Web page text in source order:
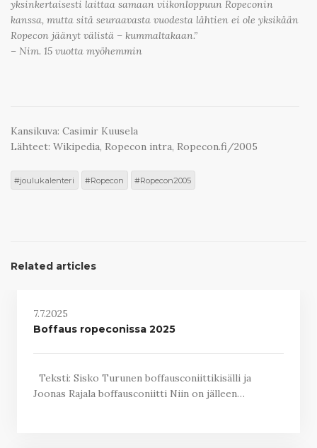
yksinkertaisesti laittaa samaan viikonloppuun Ropeconin
kanssa, mutta sitä seuraavasta vuodesta lähtien ei ole yksikään
Ropecon jäänyt välistä – kummaltakaan.”
– Nim. 15 vuotta myöhemmin
Kansikuva: Casimir Kuusela
Lähteet: Wikipedia, Ropecon intra, Ropecon.fi/2005
joulukalenteri Ropecon Ropecon2005
Related articles
7.7.2025
Boffaus ropeconissa 2025
Teksti: Sisko Turunen boffausconiittikisälli ja
Joonas Rajala boffausconiitti Niin on jälleen…